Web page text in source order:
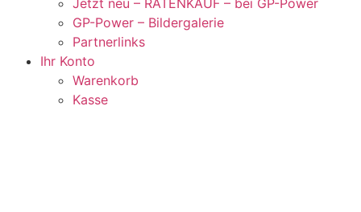
Jetzt neu – RATENKAUF – bei GP-Power
GP-Power – Bildergalerie
Partnerlinks
Ihr Konto
Warenkorb
Kasse